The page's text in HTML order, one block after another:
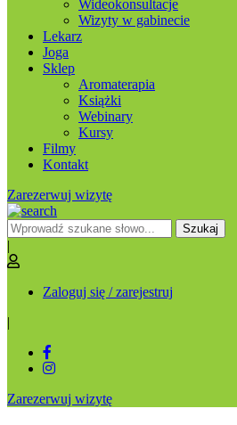
Wideokonsultacje
Wizyty w gabinecie
Lekarz
Joga
Sklep
Aromaterapia
Książki
Webinary
Kursy
Filmy
Kontakt
Zarezerwuj wizytę
Szukaj
|
Zaloguj się / zarejestruj
|
Zarezerwuj wizytę